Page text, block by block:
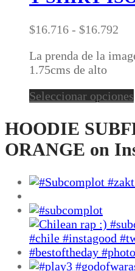
$16.716 - $16.792
La prenda de la
1.75cms de alto
Seleccionar opciones
HOODIE
ORANGE on